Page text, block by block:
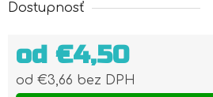
Dostupnosť
od €4,50
od €3,66 bez DPH